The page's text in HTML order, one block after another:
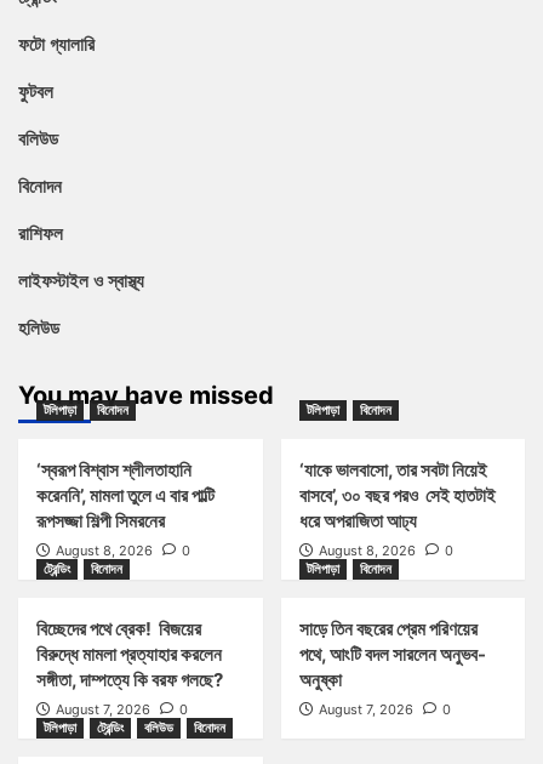
ফটো গ্যালারি
ফুটবল
বলিউড
বিনোদন
রাশিফল
লাইফস্টাইল ও স্বাস্থ্য
হলিউড
You may have missed
টলিপাড়া বিনোদন
‘স্বরূপ বিশ্বাস শ্লীলতাহানি
করেননি’, মামলা তুলে এ বার পাল্টি
রূপসজ্জা শিল্পী সিমরনের
August 8, 2026 0
টলিপাড়া বিনোদন
‘যাকে ভালবাসো, তার সবটা নিয়েই
বাসবে’, ৩০ বছর পরও সেই হাতটাই
ধরে অপরাজিতা আঢ্য
August 8, 2026
0
ট্রেন্ডিং
বিনোদন
বিচ্ছেদের পথে ব্রেক! বিজয়ের
বিরুদ্ধে মামলা প্রত্যাহার করলেন
সঙ্গীতা, দাম্পত্যে কি বরফ গলছে?
August 7, 2026 0
টলিপাড়া বিনোদন
সাড়ে তিন বছরের প্রেম পরিণয়ের
পথে, আংটি বদল সারলেন অনুভব-
অনুষ্কা
August 7, 2026
0
টলিপাড়া
ট্রেন্ডিং বলিউড বিনোদন